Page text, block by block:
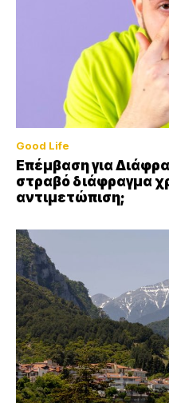
Good Life
Επέμβαση για
στραβό διάφραγμα
αντιμετώπιση;